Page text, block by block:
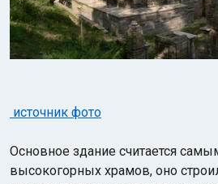
источник фото
Основное здание считается
высокогорных храмов, оно